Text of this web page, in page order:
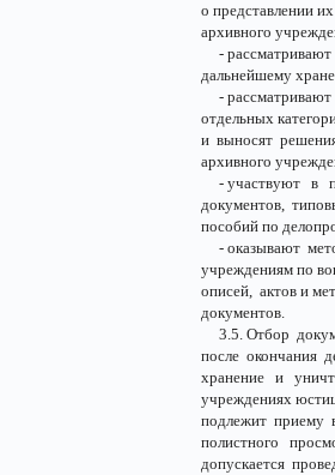
о представлении
архивного
- рассматривают
дальнейшему
-
отдельных
и выносят
архивного
- участвуют в
документов,
пособий по
- оказывают
учреждениям по
описей, актов и
документов.
3.5. Отбор
после окончания
хранение и
учреждениях
подлежит приему
полистного
допускается